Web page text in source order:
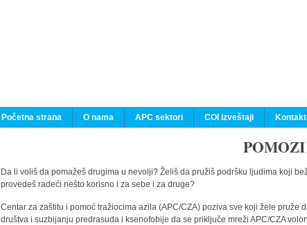
Početna strana
O nama APC sektori COI izveštaji Kontakt
Da li voliš da pomažeš drugima u nevolji? Želiš da pružiš podršku ljudima koji
provedeš radeći nešto korisno i za sebe i za druge?
Centar za zaštitu i pomoć tražiocima azila (APC/CZA) poziva sve koji žele
društva i suzbijanju predrasuda i ksenofobije da se priključe mreži APC/CZA